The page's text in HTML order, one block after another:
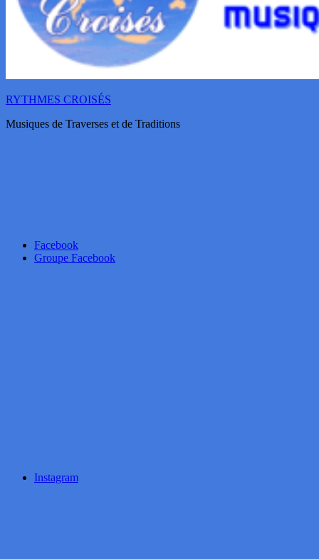
RYTHMES CROISÉS
Musiques de Traverses et de Traditions
Facebook
Groupe Facebook
Instagram